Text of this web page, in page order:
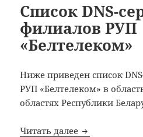
Список DNS-
филиалов РУП
«Белтелеком»
Ниже приведен список
РУП «Белтелеком» в
областях Республики
Читать далее Список DNS-